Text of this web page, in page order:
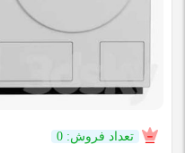
تعداد فروش: 0